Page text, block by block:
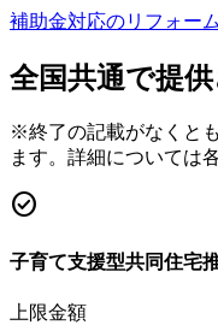
補助金対応のリフォー
全国共通で提
※終了の記載がなくと
ます。詳細については
check_circle
子育て支援型共同住宅
上限金額